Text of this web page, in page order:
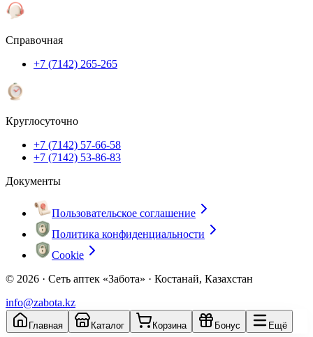
Справочная
+7 (7142) 265-265
Круглосуточно
+7 (7142) 57-66-58
+7 (7142) 53-86-83
Документы
Пользовательское соглашение
Политика конфиденциальности
Cookie
© 2026 · Сеть аптек «Забота» · Костанай, Казахстан
info@zabota.kz
Главная Каталог Корзина Бонус Ещё